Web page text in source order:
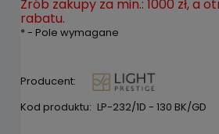
Zrób zakupy za min.: 1000 zł, a
rabatu.
*- Pole wymagane
Producent:
Kod produktu: LP-232/1D - 130 BK/GD